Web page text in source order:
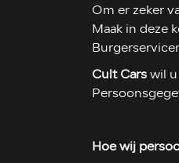
Om er zeker
Maak in deze
Cult Carswil
Hoe wij